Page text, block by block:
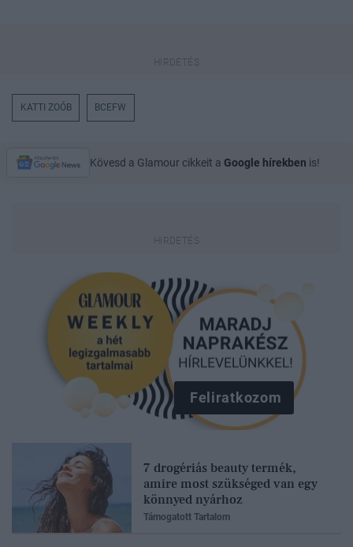
KATTI ZOÓB BCEFW
Kövesd a Glamour cikkeit a Google hírekben is!
Feliratkozom
7 drogériás beauty termék,
amire most szükséged van egy
könnyed nyárhoz
Támogatott Tartalom